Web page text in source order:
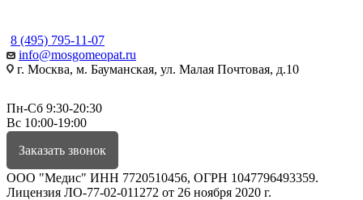
8 (495) 795-11-07
info@mosgomeopat.ru
г. Москва, м. Бауманская, ул. Малая Почтовая, д.10
Пн-Сб 9:30-20:30
Вс 10:00-19:00
Заказать звонок
ООО "Медис" ИНН 7720510456, ОГРН 1047796493359.
Лицензия ЛО-77-02-011272 от 26 ноября 2020 г.